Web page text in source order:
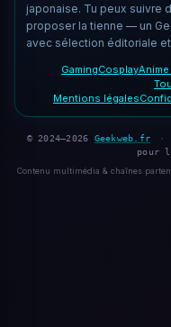
japonaise. Tu peux suivre
proposer la tienne — un
avec sélection éditoriale
GamingCosplayAnime
Mentions légales
© 2024–2026 Geekweb.fr ·
pour
Contenu multimédia & chaînes